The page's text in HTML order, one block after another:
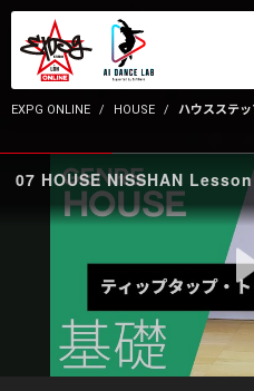
EXPG ONLINE HOUSE
07 HOUSE NISSHAN Lesson